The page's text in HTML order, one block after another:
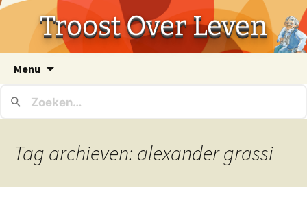
Troost Over Leven
Menu
inhoud
Tag archieven: alexander grassi